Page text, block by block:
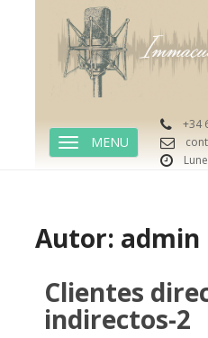
TOGGLE
+34
Autor: admin
Clientes
indirectos-2